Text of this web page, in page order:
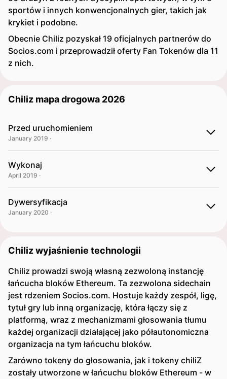
sportów i innych konwencjonalnych gier, takich jak
krykiet i podobne.
Obecnie Chiliz pozyskał 19 oficjalnych partnerów do
Socios.com i przeprowadził oferty Fan Tokenów dla 11
z nich.
Chiliz mapa drogowa 2026
Przed uruchomieniem
January 2019 ·
Wykonaj
April 2019 ·
Dywersyfikacja
January 2020 ·
Chiliz wyjaśnienie technologii
Chiliz prowadzi swoją własną zezwoloną instancję
łańcucha bloków Ethereum. Ta zezwolona sidechain
jest rdzeniem Socios.com. Hostuje każdy zespół, ligę,
tytuł gry lub inną organizację, która łączy się z
platformą, wraz z mechanizmami głosowania tłumu
każdej organizacji działającej jako półautonomiczna
organizacja na tym łańcuchu bloków.
Zarówno tokeny do głosowania, jak i tokeny chiliZ
zostały utworzone w łańcuchu bloków Ethereum - w